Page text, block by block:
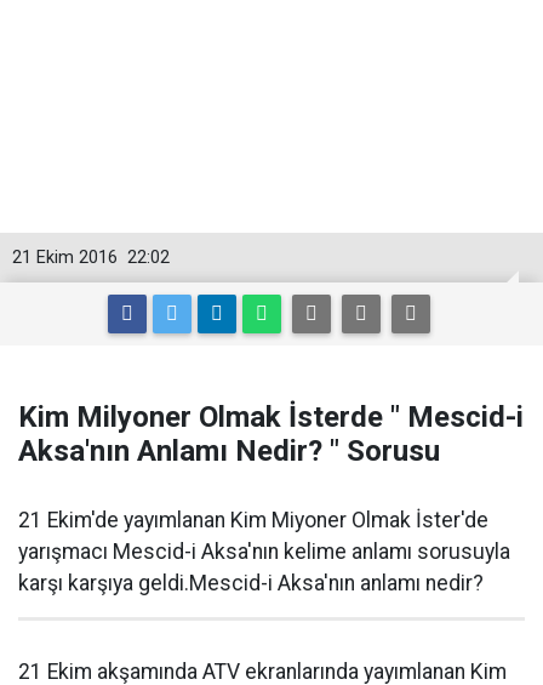
22:02
21 Ekim 2016
Kim Milyoner Olmak İsterde " Mescid-i
Aksa'nın Anlamı Nedir? " Sorusu
21 Ekim'de yayımlanan Kim Miyoner Olmak İster'de
yarışmacı Mescid-i Aksa'nın kelime anlamı sorusuyla
karşı karşıya geldi.Mescid-i Aksa'nın anlamı nedir?
21 Ekim akşamında ATV ekranlarında yayımlanan Kim